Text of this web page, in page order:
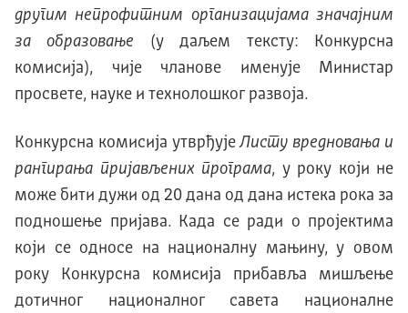
другим непрофитним организацијама значајним
за образовање (у даљем тексту: Конкурсна
комисија), чије чланове именује Министар
просвете, науке и технолошког развоја.
Конкурсна комисија утврђујеЛисту вредновања и
рангирања пријављених програма, у року који не
може бити дужи од 20 дана од дана истека рока за
подношење пријава. Када се ради о пројектима
који се односе на националну мањину, у овом
року Конкурсна комисија прибавља мишљење
дотичног националног савета националне